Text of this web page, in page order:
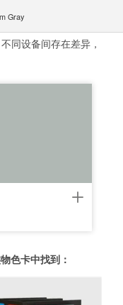
Gray
同设备间存在差异，
色卡中找到：